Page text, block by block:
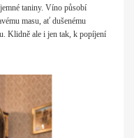
taniny. Víno působí
masu, ať dušenému
Klidně ale i jen tak, k popíjení